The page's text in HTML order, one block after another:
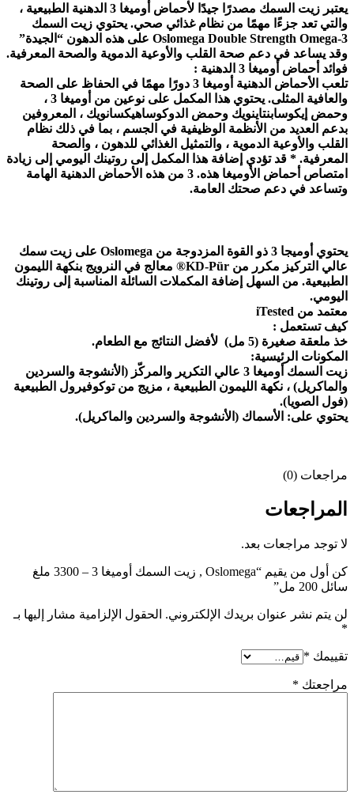
يعتبر زيت السمك مصدرًا جيدًا لأحماض أوميغا 3 الدهنية الطبيعية ،
والتي تعد جزءًا مهمًا من نظام غذائي صحي. يحتوي زيت السمك
Oslomega Double Strength Omega-3 على هذه الدهون “الجيدة”
وقد يساعد في دعم صحة القلب والأوعية الدموية والصحة المعرفية.
فوائد أحماض أوميغا 3 الدهنية :
تلعب الأحماض الدهنية أوميغا 3 دورًا مهمًا في الحفاظ على الصحة
والعافية المثلى. يحتوي هذا المكمل على نوعين من أوميغا 3 ،
وحمض إيكوسابنتاينويك وحمض الدوكوساهيكسانويك ، المعروفين
بدعم العديد من الأنظمة الوظيفية في الجسم ، بما في ذلك نظام
القلب والأوعية الدموية ، والتمثيل الغذائي للدهون ، والصحة
المعرفية. * قد تؤدي إضافة هذا المكمل إلى روتينك اليومي إلى زيادة
امتصاص أحماض الأوميغا هذه. 3 من هذه الأحماض الدهنية الهامة
وتساعد في دعم صحتك العامة.
يحتوي أوميجا 3 ذو القوة المزدوجة من Oslomega على زيت سمك
عالي التركيز مكرر من KD-Pür® معالج في النرويج بنكهة الليمون
الطبيعية. من السهل إضافة المكملات السائلة المناسبة إلى روتينك
اليومي.
معتمد من iTested
كيف تستعمل :
خذ ملعقة صغيرة (5 مل) لأفضل النتائج
مع الطعام.
المكونات الرئيسية:
زيت السمك أوميغا 3 عالي التكرير والمركّز (الأنشوجة والسردين
والماكريل) ، نكهة الليمون الطبيعية ، مزيج من توكوفيرول الطبيعية
(فول الصويا).
يحتوي على: الأسماك (الأنشوجة والسردين والماكريل).
مراجعات (0)
المراجعات
لا توجد مراجعات بعد.
كن أول من يقيم “Oslomega , زيت السمك أوميغا 3 – 3300 ملغ
سائل 200 مل”
لن يتم نشر عنوان بريدك الإلكتروني. الحقول الإلزامية مشار إليها بـ
*
تقييمك *
مراجعتك *